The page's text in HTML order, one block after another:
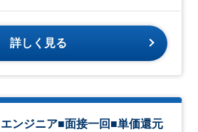
詳しく見る
エンジニア■面接一回■単価還元